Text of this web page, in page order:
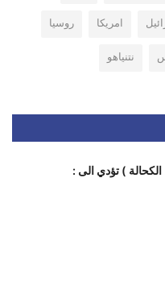
امريكا
روسيا
نتنياهو
الكحالة ) تؤدي الى :